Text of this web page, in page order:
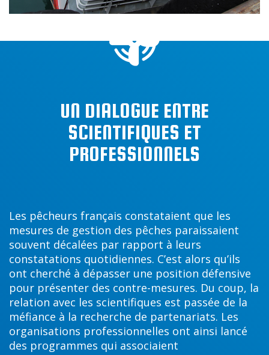
UN DIALOGUE ENTRE
SCIENTIFIQUES ET
PROFESSIONNELS
Les pêcheurs français constataient que les
mesures de gestion des pêches paraissaient
souvent décalées par rapport à leurs
constatations quotidiennes. C’est alors qu’ils
ont cherché à dépasser une position défensive
pour présenter des contre-mesures. Du coup, la
relation avec les scientifiques est passée de la
méfiance à la recherche de partenariats. Les
organisations professionnelles ont ainsi lancé
des programmes qui associaient